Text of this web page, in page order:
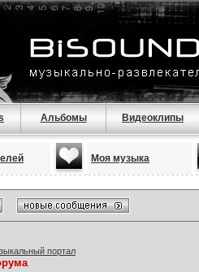
Альбомы Видеоклипы
Моя музыка
портал